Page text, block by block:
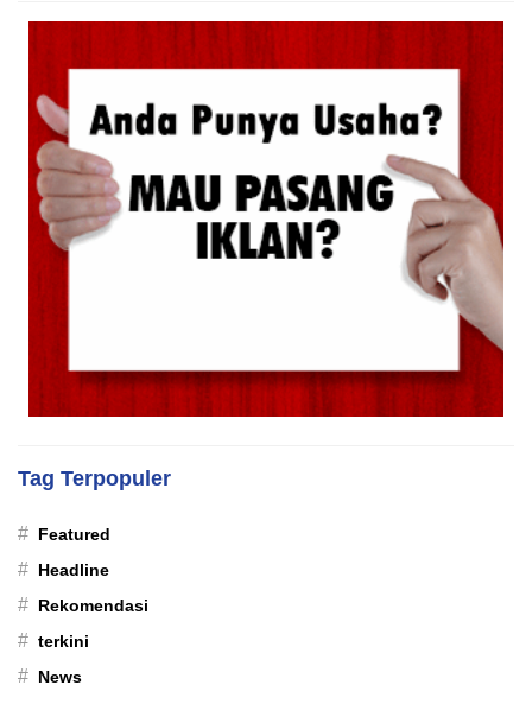
Tag Terpopuler
# Featured
# Headline
# Rekomendasi
# terkini
# News